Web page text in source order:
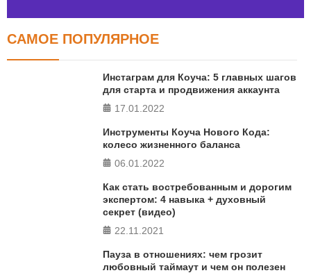
Тест FERMI
в 5 главных сферах
САМОЕ ПОПУЛЯРНОЕ
Инстаграм для Коуча: 5 главных шагов
для старта и продвижения аккаунта
17.01.2022
Инструменты Коуча Нового Кода:
колесо жизненного баланса
06.01.2022
Как стать востребованным и дорогим
экспертом: 4 навыка + духовный
секрет (видео)
22.11.2021
Пауза в отношениях: чем грозит
любовный таймаут и чем он полезен